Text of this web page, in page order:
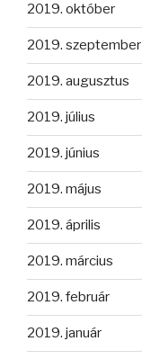
2019. október
2019. szeptember
2019. augusztus
2019. július
2019. június
2019. május
2019. április
2019. március
2019. február
2019. január